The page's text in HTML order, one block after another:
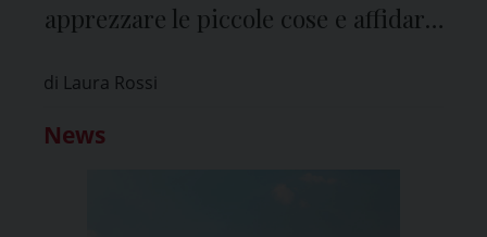
apprezzare le piccole cose e affidarsi
di Laura Rossi
News